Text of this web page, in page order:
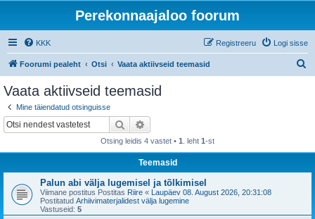
Perekonnaajaloo foorum
KKK Logi sisse
Registreeru
Foorumi pealeht Otsi Vaata aktiivseid teemasid
Vaata aktiivseid teemasid
Mine täiendatud otsinguisse
Otsi
Otsing leidis 4 vastet • 1 . leht 1-st
Teemasid
Palun abi välja lugemisel ja tõlkimisel
Viimane postitus Postitas Riire « Laupäev 08. August 2026, 20:31:08
Postitatud Arhiivimaterjalidest välja lugemine
Vastuseid: 5